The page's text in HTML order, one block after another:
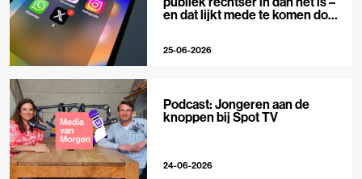
en dat lijkt mede te komen door
25-06-2026
Podcast: Jongeren aan de
knoppen bij Spot TV
24-06-2026